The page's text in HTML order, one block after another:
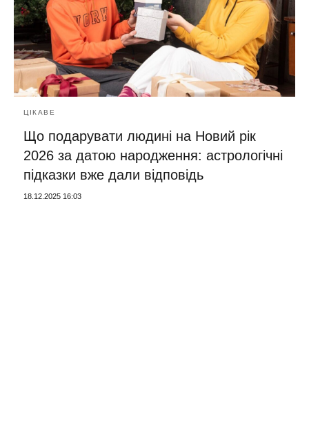
ЦІКАВЕ
Що подарувати людині на Новий рік
2026 за датою народження: астрологічні
підказки вже дали відповідь
18.12.2025 16:03